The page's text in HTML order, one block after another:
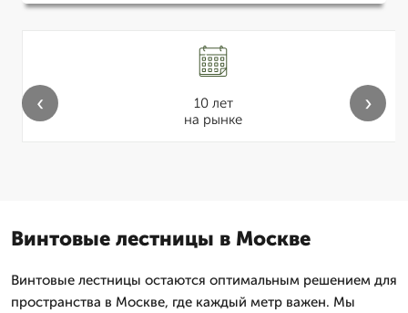
10 лет
на рынке
‹ ›
Винтовые лестницы в Москве
Винтовые лестницы остаются оптимальным решением для
пространства в Москве, где каждый метр важен. Мы